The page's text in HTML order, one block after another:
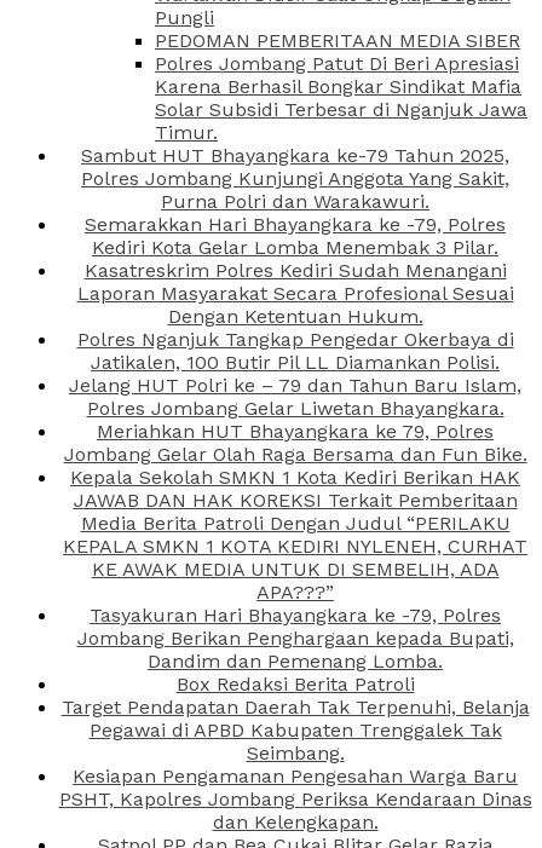
Pungli
PEDOMAN PEMBERITAAN MEDIA SIBER
Polres Jombang Patut Di Beri Apresiasi
Karena Berhasil Bongkar Sindikat Mafia
Solar Subsidi Terbesar di Nganjuk Jawa
Timur.
Sambut HUT Bhayangkara ke-79 Tahun 2025,
Polres Jombang Kunjungi Anggota Yang Sakit,
Purna Polri dan Warakawuri.
Semarakkan Hari Bhayangkara ke -79, Polres
Kediri Kota Gelar Lomba Menembak 3 Pilar.
Kasatreskrim Polres Kediri Sudah Menangani
Laporan Masyarakat Secara Profesional Sesuai
Dengan Ketentuan Hukum.
Polres Nganjuk Tangkap Pengedar Okerbaya di
Jatikalen, 100 Butir Pil LL Diamankan Polisi.
Jelang HUT Polri ke – 79 dan Tahun Baru Islam,
Polres Jombang Gelar Liwetan Bhayangkara.
Meriahkan HUT Bhayangkara ke 79, Polres
Jombang Gelar Olah Raga Bersama dan Fun Bike.
Kepala Sekolah SMKN 1 Kota Kediri Berikan HAK
JAWAB DAN HAK KOREKSI Terkait Pemberitaan
Media Berita Patroli Dengan Judul “PERILAKU
KEPALA SMKN 1 KOTA KEDIRI NYLENEH, CURHAT
KE AWAK MEDIA UNTUK DI SEMBELIH, ADA
APA???”
Tasyakuran Hari Bhayangkara ke -79, Polres
Jombang Berikan Penghargaan kepada Bupati,
Dandim dan Pemenang Lomba.
Box Redaksi Berita Patroli
Target Pendapatan Daerah Tak Terpenuhi, Belanja
Pegawai di APBD Kabupaten Trenggalek Tak
Seimbang.
Kesiapan Pengamanan Pengesahan Warga Baru
PSHT, Kapolres Jombang Periksa Kendaraan Dinas
dan Kelengkapan.